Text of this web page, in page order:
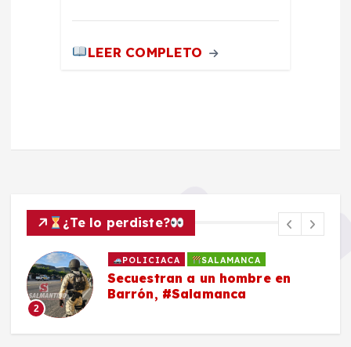
LEER COMPLETO
¿Te lo perdiste?
2
POLICIACA SALAMANCA
Secuestran a un hombre en
Barrón, #Salamanca